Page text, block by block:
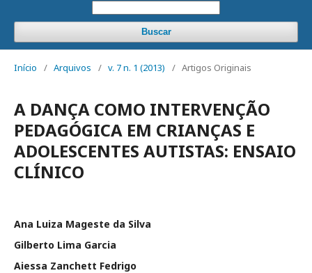
Buscar
Início / Arquivos / v. 7 n. 1 (2013) / Artigos Originais
A DANÇA COMO INTERVENÇÃO
PEDAGÓGICA EM CRIANÇAS E
ADOLESCENTES AUTISTAS: ENSAIO
CLÍNICO
Ana Luiza Mageste da Silva
Gilberto Lima Garcia
Aiessa Zanchett Fedrigo